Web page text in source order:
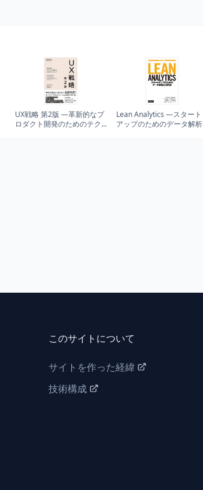
UX戦略 第2版 ―革新的なプ
ロダクト開発のためのテク
Lean Analytics ―スタート
アップのためのデータ解析
このサイトについて
サイトを作った経緯
技術構成